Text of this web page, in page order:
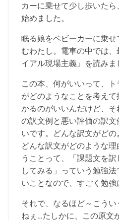
カーに乗せて少し歩いた
始めました。
眠る娘をベビーカーに乗
むわたし。電車の中では
イアル現場主義』を読みま
この本、何がいいって、
がどのようなことを考え
かるのがいいんだけど、
の訳文例と悪い評価の訳
いです。どんな訳文がどの
どんな訳文がどのような
うことって、「課題文を
してみる」っていう勉強
いことなので、すごく勉強
それで、なるほど～こう
ねぇ…たしかに、この原文